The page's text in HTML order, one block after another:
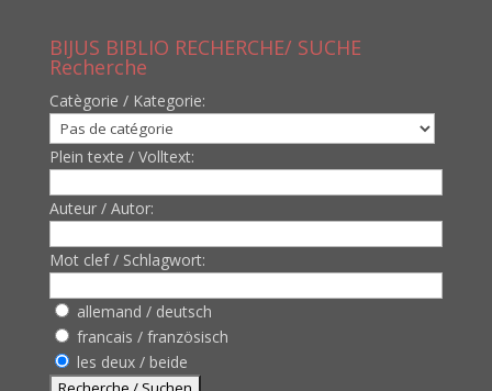
BIJUS BIBLIO RECHERCHE/ SUCHE
Recherche
Catègorie / Kategorie:
Plein texte / Volltext:
Auteur / Autor:
Mot clef / Schlagwort:
allemand / deutsch
francais / französisch
les deux / beide